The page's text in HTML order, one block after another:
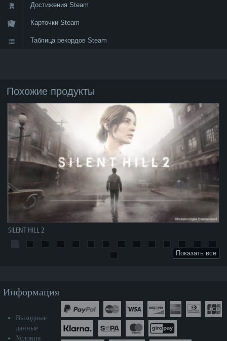
Достижения Steam
Карточки Steam
Таблица рекордов Steam
Похожие продукты
SILENT HILL 2
Показать все
Информация
Выходные
данные
Условия